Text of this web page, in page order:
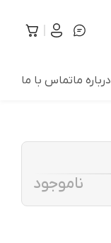
درباره ماتماس با ما
ناموجود